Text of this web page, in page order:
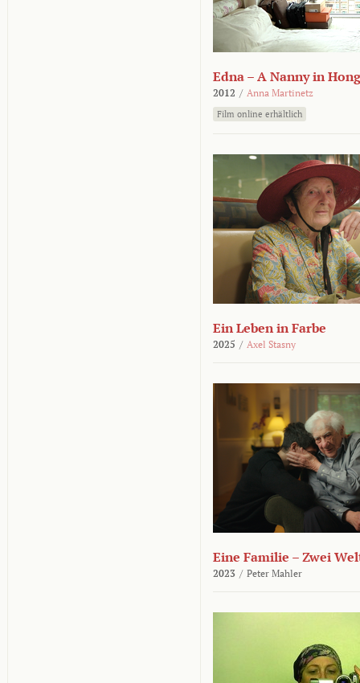
Edna – A Nanny in
2012 / Anna Martinetz
Film online erhältlich
Ein Leben in Farbe
2025 / Axel Stasny
Eine Familie – Zwei
2023 / Peter Mahler